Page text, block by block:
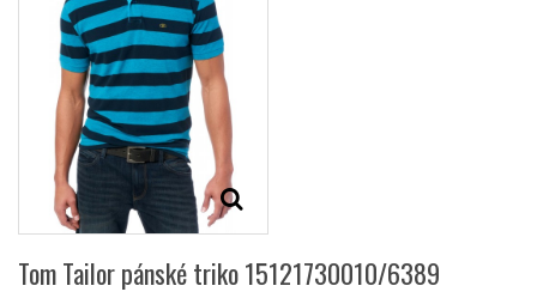
Tom Tailor pánské triko 15121730010/6389